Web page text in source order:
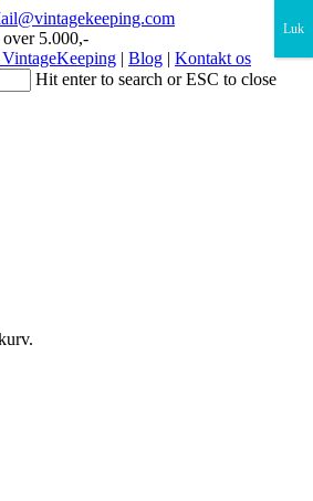
5.000,-
| Blog | Kontakt os
Hit enter to search or ESC to close
×
Luk